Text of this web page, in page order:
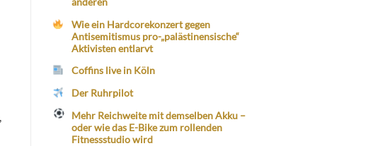
Wie ein Hardcorekonzert gegen
Antisemitismus pro-„palästinensische“
Aktivisten entlarvt
Coffins live in Köln
Der Ruhrpilot
Mehr Reichweite mit demselben Akku –
oder wie das E-Bike zum rollenden
Fitnessstudio wird